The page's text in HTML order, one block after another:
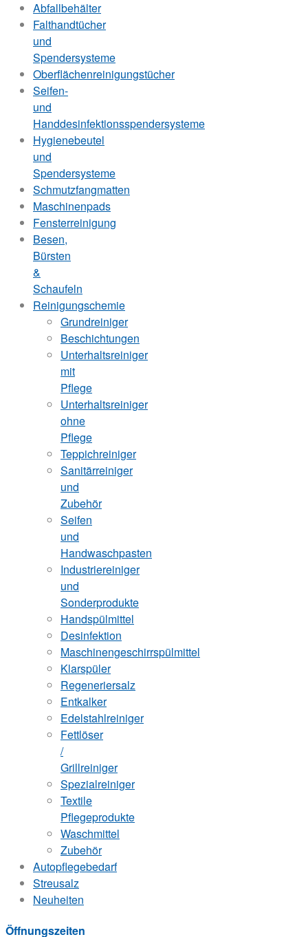
Abfallbehälter
Falthandtücher
und
Spendersysteme
Oberflächenreinigungstücher
Seifen-
und
Handdesinfektionsspendersysteme
Hygienebeutel
und
Spendersysteme
Schmutzfangmatten
Maschinenpads
Fensterreinigung
Besen,
Bürsten
&
Schaufeln
Reinigungschemie
Grundreiniger
Beschichtungen
Unterhaltsreiniger
mit
Pflege
Unterhaltsreiniger
ohne
Pflege
Teppichreiniger
Sanitärreiniger
und
Zubehör
Seifen
und
Handwaschpasten
Industriereiniger
und
Sonderprodukte
Handspülmittel
Desinfektion
Maschinengeschirrspülmittel
Klarspüler
Regeneriersalz
Entkalker
Edelstahlreiniger
Fettlöser
/
Grillreiniger
Spezialreiniger
Textile
Pflegeprodukte
Waschmittel
Zubehör
Autopflegebedarf
Streusalz
Neuheiten
Öffnungszeiten